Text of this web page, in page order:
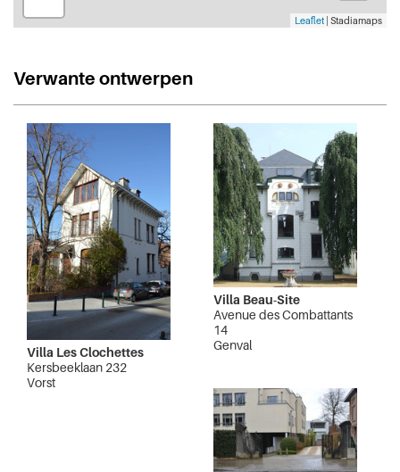
Leaflet | Stadiamaps
Verwante ontwerpen
Villa Les Clochettes
Kersbeeklaan 232
Vorst
Villa Beau-Site
Avenue des Combattants
14
Genval